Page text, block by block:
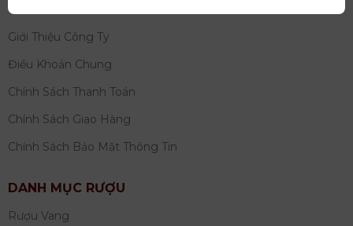
THÔNG TIN
Giới Thiệu Công Ty
Điều Khoản Chung
Chính Sách Thanh Toán
Chính Sách Giao Hàng
Chính Sách Bảo Mật Thông Tin
DANH MỤC RƯỢU
Rượu Vang